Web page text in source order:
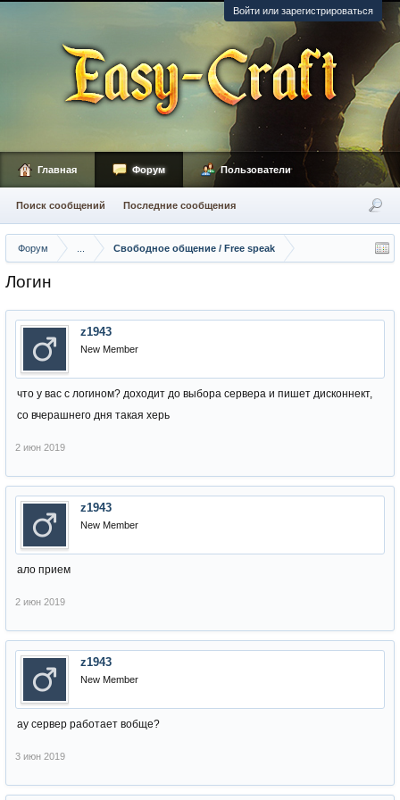
Войти или зарегистрироваться
Форум Свободное общение / Free speak
Логин
z1943
New Member
что у вас с логином? доходит до выбора сервера и пишет дисконнект,
со вчерашнего дня такая херь
2 июн 2019
z1943
New Member
ало прием
2 июн 2019
z1943
New Member
ау сервер работает вобще?
3 июн 2019
Главная Форум
Поиск сообщений Последние сообщения
Пользователи